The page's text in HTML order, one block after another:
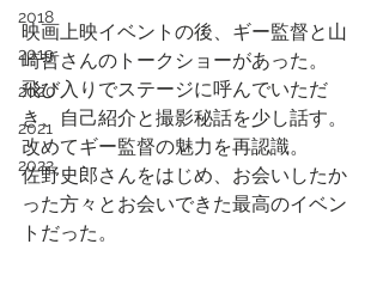
2018
2019
2020
2021
2022
映画上映イベントの後、ギー監督と山
崎哲さんのトークショーがあった。
飛び入りでステージに呼んでいただ
き、自己紹介と撮影秘話を少し話す。
改めてギー監督の魅力を再認識。
佐野史郎さんをはじめ、お会いしたか
った方々とお会いできた最高のイベン
トだった。